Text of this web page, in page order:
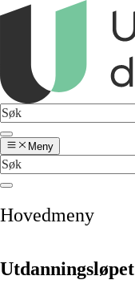
Meny
Hovedmeny
Utdanningsløpet